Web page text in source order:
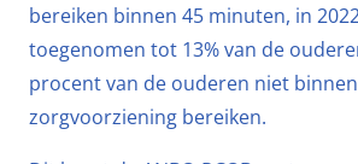
bereiken binnen 45 minuten, in
toegenomen tot 13% van de
procent van de ouderen niet
zorgvoorziening bereiken.